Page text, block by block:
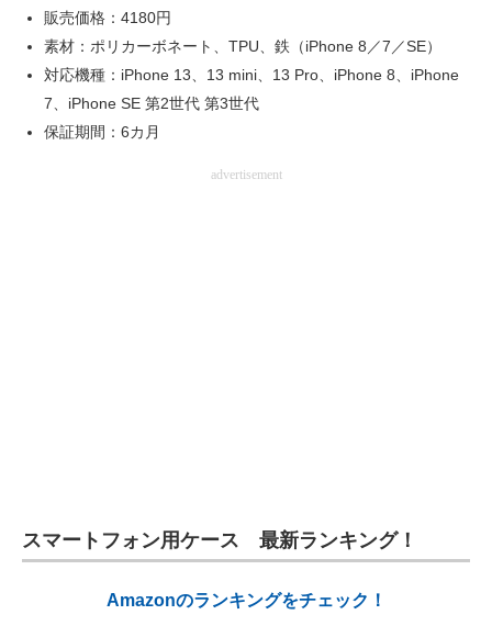
販売価格：4180円
素材：ポリカーボネート、TPU、鉄（iPhone 8／7／SE）
対応機種：iPhone 13、13 mini、13 Pro、iPhone 8、iPhone
7、iPhone SE 第2世代 第3世代
保証期間：6カ月
advertisement
スマートフォン用ケース 最新ランキング！
Amazonのランキングをチェック！